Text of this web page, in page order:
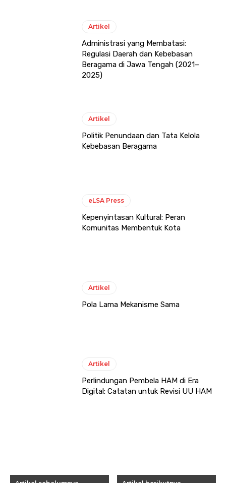
Artikel
Administrasi yang Membatasi:
Regulasi Daerah dan Kebebasan
Beragama di Jawa Tengah (2021–
2025)
Artikel
Politik Penundaan dan Tata Kelola
Kebebasan Beragama
eLSA Press
Kepenyintasan Kultural: Peran
Komunitas Membentuk Kota
Artikel
Pola Lama Mekanisme Sama
Artikel
Perlindungan Pembela HAM di Era
Digital: Catatan untuk Revisi UU HAM